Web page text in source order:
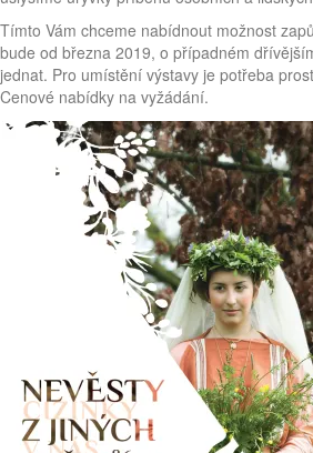
Tímto Vám chceme nabídnout možnost
bude od března 2019, o případném
jednat. Pro umístění výstavy je potřeba
Cenové nabídky na vyžádání.